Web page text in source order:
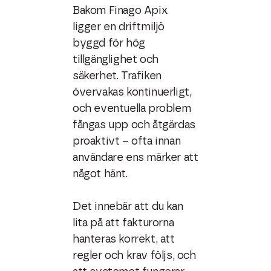
Bakom Finago Apix
ligger en driftmiljö
byggd för hög
tillgänglighet och
säkerhet. Trafiken
övervakas kontinuerligt,
och eventuella problem
fångas upp och åtgärdas
proaktivt – ofta innan
användare ens märker att
något hänt.
Det innebär att du kan
lita på att fakturorna
hanteras korrekt, att
regler och krav följs, och